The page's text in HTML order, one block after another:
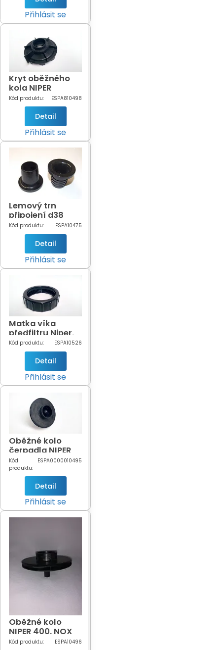
Přihlásit se
Kryt oběžného
kola NIPER
Kód produktu: ESPA810498
Detail
Přihlásit se
Lemový trn
připojení d38
NOX 25
Kód produktu: ESPA10475
Detail
Přihlásit se
Matka víka
předfiltru Niper,
NOX 25
Kód produktu: ESPA10526
Detail
Přihlásit se
Oběžné kolo
čerpadla NIPER
350
Kód
produktu:
ESPA0000010495
Detail
Přihlásit se
Oběžné kolo
NIPER 400, NOX
25
Kód produktu: ESPA10496